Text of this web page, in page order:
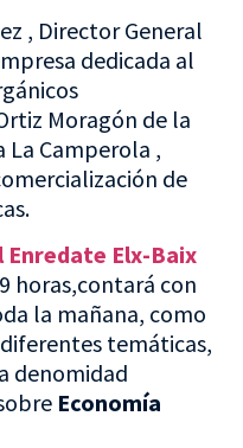
, Director General
dedicada al
Moragón de la
La Camperola ,
de
Elx-Baix
horas,contará con
la mañana, como
temáticas,
denomidad
Economía